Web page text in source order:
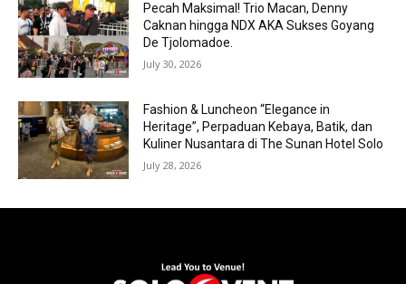
Pecah Maksimal! Trio Macan, Denny
Caknan hingga NDX AKA Sukses Goyang
De Tjolomadoe.
July 30, 2026
Fashion & Luncheon “Elegance in
Heritage”, Perpaduan Kebaya, Batik, dan
Kuliner Nusantara di The Sunan Hotel Solo
July 28, 2026